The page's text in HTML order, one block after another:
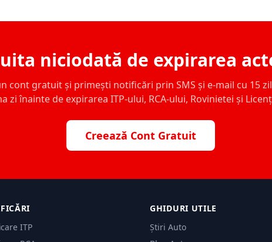
niciodată de expirarea
cont gratuit și primești notificări prin SMS și e-mail cu 15
zi înainte de expirarea ITP-ului, RCA-ului, Rovinietei și
Creează Cont Gratuit
ITP
GHIDURI UTILE
Știri Auto